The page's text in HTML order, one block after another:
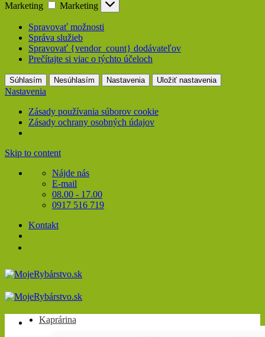
Marketing
Marketing
Spravovať možnosti
Správa služieb
Spravovať {vendor_count} dodávateľov
Prečítajte si viac o týchto účeloch
Súhlasím Nesúhlasím Nastavenia Uložiť nastavenia
Nastavenia
Zásady používania súborov cookie
Zásady ochrany osobných údajov
Skip to content
Nájde nás
E-mail
08.00 - 17.00
0917 516 719
Kontakt
Kaprárina